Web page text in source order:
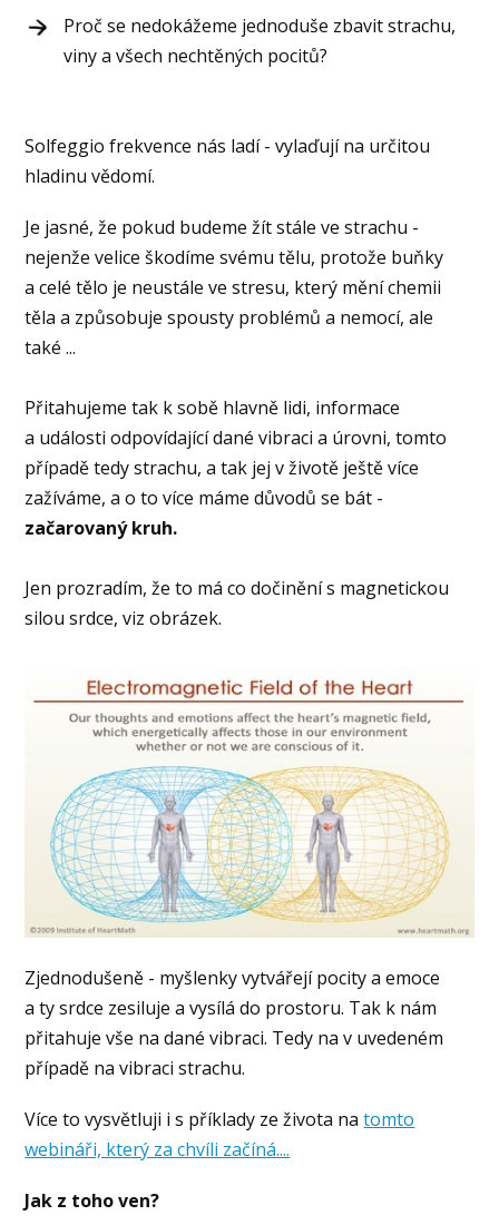
Proč se nedokážeme jednoduše zbavit strachu,
viny a všech nechtěných pocitů?
Solfeggio frekvence nás ladí - vylaďují na určitou
hladinu vědomí.
Je jasné, že pokud budeme žít stále ve strachu -
nejenže velice škodíme svému tělu, protože buňky
a celé tělo je neustále ve stresu, který mění chemii
těla a způsobuje spousty problémů a nemocí, ale
také ...
Přitahujeme tak k sobě hlavně lidi, informace
a události odpovídající dané vibraci a úrovni, tomto
případě tedy strachu, a tak jej v životě ještě více
zažíváme, a o to více máme důvodů se bát -
začarovaný kruh.
Jen prozradím, že to má co dočinění s magnetickou
silou srdce, viz obrázek.
Zjednodušeně - myšlenky vytvářejí pocity a emoce
a ty srdce zesiluje a vysílá do prostoru. Tak k nám
přitahuje vše na dané vibraci. Tedy na v uvedeném
případě na vibraci strachu.
Více to vysvětluji i s příklady ze života natomto
webináři, který za chvíli začíná....
Jak z toho ven?